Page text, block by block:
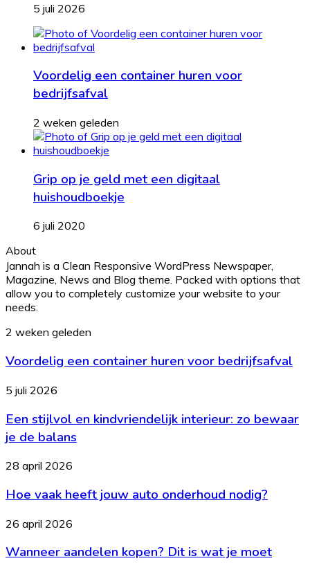
5 juli 2026
Voordelig een container huren voor
bedrijfsafval
2 weken geleden
Grip op je geld met een digitaal
huishoudboekje
6 juli 2020
About
Jannah is a Clean Responsive WordPress Newspaper,
Magazine, News and Blog theme. Packed with options that
allow you to completely customize your website to your
needs.
Voordelig
container
voor
bedrijfsafval
2 weken geleden
Voordelig een container huren voor bedrijfsafval
Een
en
kindvriendelijk
interieur:
bewaar
de
5 juli 2026
Een stijlvol en kindvriendelijk interieur: zo bewaar
je de balans
Hoe
heeft
auto
onderhoud
nodig?
28 april 2026
Hoe vaak heeft jouw auto onderhoud nodig?
Wanneer
kopen?
26 april 2026
Wanneer aandelen kopen? Dit is wat je moet